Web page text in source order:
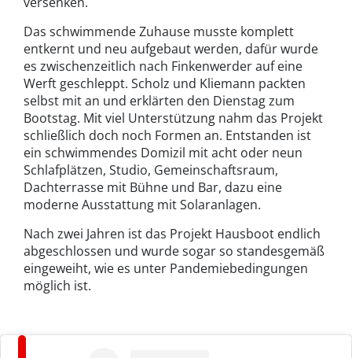
Das schwimmende Zuhause musste komplett
entkernt und neu aufgebaut werden, dafür wurde
es zwischenzeitlich nach Finkenwerder auf eine
Werft geschleppt. Scholz und Kliemann packten
selbst mit an und erklärten den Dienstag zum
Bootstag. Mit viel Unterstützung nahm das Projekt
schließlich doch noch Formen an. Entstanden ist
ein schwimmendes Domizil mit acht oder neun
Schlafplätzen, Studio, Gemeinschaftsraum,
Dachterrasse mit Bühne und Bar, dazu eine
moderne Ausstattung mit Solaranlagen.
Nach zwei Jahren ist das Projekt Hausboot endlich
abgeschlossen und wurde sogar so standesgemäß
eingeweiht, wie es unter Pandemiebedingungen
möglich ist.